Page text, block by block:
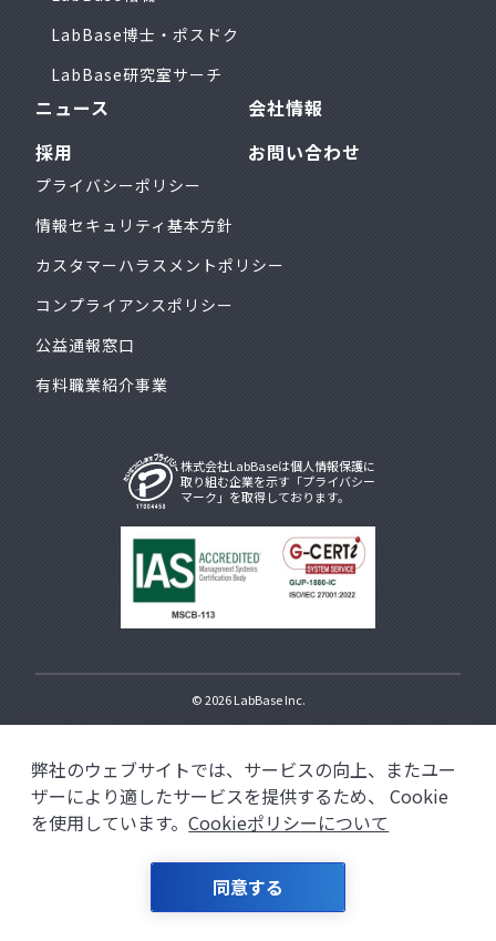
LabBase博士・ポスドク
LabBase研究室サーチ
ニュース
採用
会社情報
お問い合わせ
プライバシーポリシー
情報セキュリティ基本方針
カスタマーハラスメントポリシー
コンプライアンスポリシー
公益通報窓口
有料職業紹介事業
株式会社LabBaseは個人情報保護に
取り組む企業を示す「プライバシー
マーク」を取得しております。
© 2026LabBase Inc.
弊社のウェブサイトでは、サービスの向上、またユー
ザーにより適したサービスを提供するため、 Cookie
を使用しています。Cookieポリシーについて
同意する